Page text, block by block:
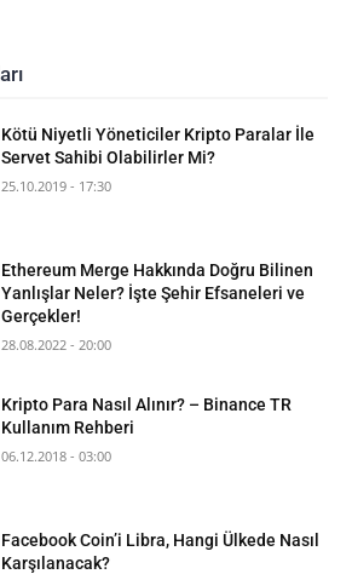
Kötü Niyetli Yöneticiler Kripto Paralar İle
Servet Sahibi Olabilirler Mi?
25.10.2019 - 17:30
Ethereum Merge Hakkında Doğru Bilinen
Yanlışlar Neler? İşte Şehir Efsaneleri ve
Gerçekler!
28.08.2022 - 20:00
Kripto Para Nasıl Alınır? – Binance TR
Kullanım Rehberi
06.12.2018 - 03:00
Facebook Coin’i Libra, Hangi Ülkede Nasıl
Karşılanacak?